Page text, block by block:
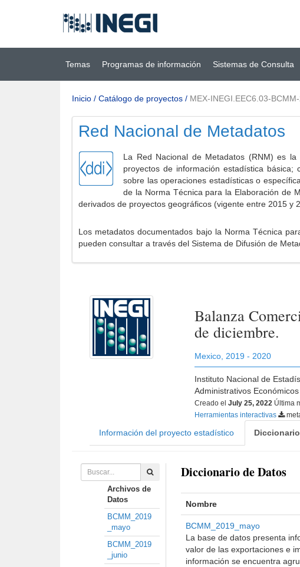
principal
(INEGI)
Temas Programas de información Sistemas de Consulta
Inicio / Catálogo de proyectos / MEX-INEGI.EEC6.03-
Red Nacional de Metadatos
La Red Nacional de Metadatos (RNM) es
proyectos de información estadística
sobre las operaciones estadísticas o
de la Norma Técnica para la Elaboración de
derivados de proyectos geográficos (vigente entre 2015 y
Los metadatos documentados bajo la Norma Técnica
pueden consultar a través del Sistema de Difusión de
Balanza
de diciembre.
Mexico 2019 - 2020
Instituto Nacional de
Administrativos Económicos
Creado elJuly 25, 2022 Última
Herramientas interactivas
Información del proyecto estadístico
Archivos de
Datos
BCMM_2019
_mayo
BCMM_2019
_junio
Diccionario de Datos
Nombre
BCMM_2019_mayo
La base de datos presenta
valor de las exportaciones e
información se encuentra